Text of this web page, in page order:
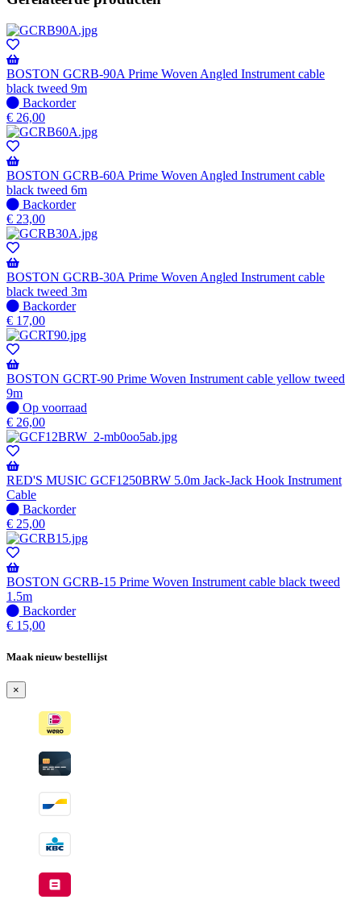
BOSTON GCRB-90A Prime Woven Angled Instrument cable
black tweed 9m
Niet
op
voorraad
-
Wordt
verzonden
wanneer
beschikbaar
Backorder
€ 26,00
BOSTON GCRB-60A Prime Woven Angled Instrument cable
black tweed 6m
Niet
op
voorraad
-
Wordt
verzonden
wanneer
beschikbaar
Backorder
€ 23,00
BOSTON GCRB-30A Prime Woven Angled Instrument cable
black tweed 3m
Niet
op
voorraad
-
Wordt
verzonden
wanneer
beschikbaar
Backorder
€ 17,00
BOSTON GCRT-90 Prime Woven Instrument cable yellow tweed
9m
Op
voorraad
Op voorraad
€ 26,00
RED'S MUSIC GCF1250BRW 5.0m Jack-Jack Hook Instrument
Cable
Niet
op
voorraad
-
Wordt
verzonden
wanneer
beschikbaar
Backorder
€ 25,00
BOSTON GCRB-15 Prime Woven Instrument cable black tweed
1.5m
Niet
op
-
verzonden
wanneer
beschikbaar
Backorder
€ 15,00
Maak nieuw bestellijst
×